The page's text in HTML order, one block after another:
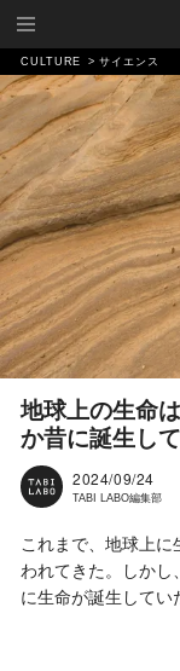
CULTURE サイエンス
地球上の生命
か昔に誕生し
2024/09/24
TABI LABO編集部
これまで、地球上に
われてきた。しかし
に生命が誕生して